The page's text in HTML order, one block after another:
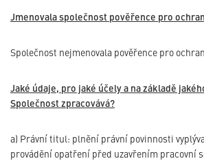
Jmenovala společnost pověřence pro
Společnost nejmenovala pověřence pro
Jaké údaje, pro jaké účely a na základě
Společnost zpracovává?
a) Právní titul: plnění právní povinnosti
provádění opatření před uzavřením pracovní